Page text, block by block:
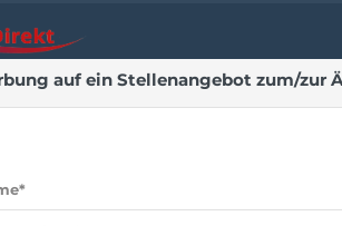
auf ein Stellenangebot zum/